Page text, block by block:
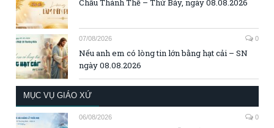
07/08/2026 0
Nếu anh em có lòng tin lớn bằng hạt cải – SN
ngày 08.08.2026
MỤC VỤ GIÁO XỨ
06/08/2026 0